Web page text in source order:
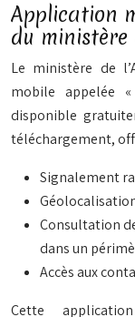
Application
du ministère
Le ministère de
mobile appelée
disponible
téléchargement,
Signalement
Consultation
dans un
Accès aux
Cette